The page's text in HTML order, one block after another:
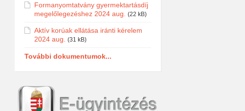
Formanyomtatvány gyermektartásdíj
megelőlegezéshez 2024 aug.
(22 kB)
Aktív korúak ellátása iránti kérelem
2024 aug.
(31 kB)
További dokumentumok...